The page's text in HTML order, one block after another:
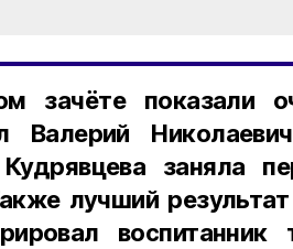
зачёте показали
Валерий
заняла
лучший